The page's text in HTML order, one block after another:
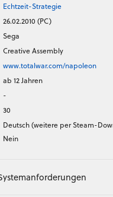
Echtzeit-Strategie
26.02.2010 (PC)
Sega
Creative Assembly
www.totalwar.com/napoleon
ab 12 Jahren
-
30
Deutsch (weitere per Steam-
Nein